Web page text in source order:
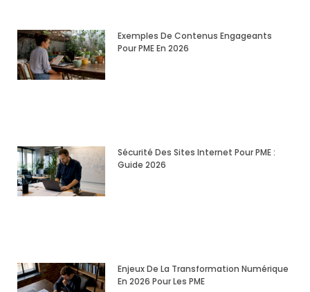
Exemples De Contenus Engageants
Pour PME En 2026
Sécurité Des Sites Internet Pour PME :
Guide 2026
Enjeux De La Transformation Numérique
En 2026 Pour Les PME